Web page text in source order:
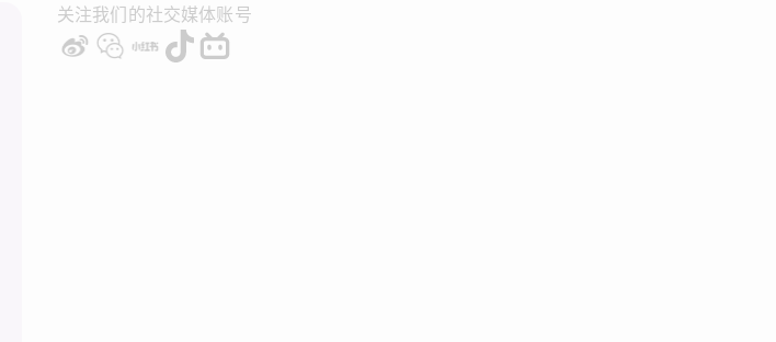
关注我们的社交媒体账号